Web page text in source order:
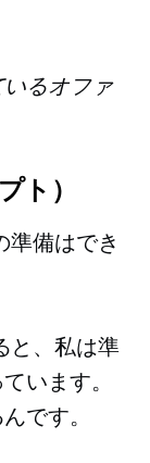
るオファ
ト）
準備はでき
と、私は準
います。
です。